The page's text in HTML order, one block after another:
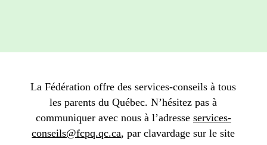
La Fédération offre des services-conseils à tous
les parents du Québec. N’hésitez pas à
communiquer avec nous à l’adresse services-
conseils@fcpq.qc.ca, par clavardage sur le site